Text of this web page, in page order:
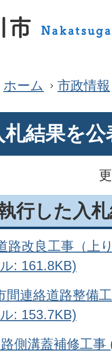
ホーム 市政情報
結果を
行した入
路改良工事（上
: 161.8KB)
間連絡道路整備
: 153.7KB)
側溝蓋補修工